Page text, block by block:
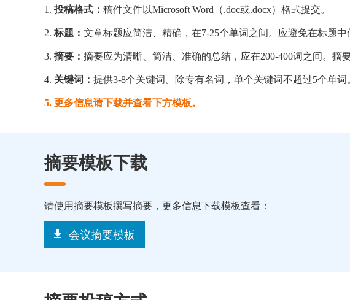
1. 投稿格式： 稿件文件以Microsoft Word（.doc或.docx）格式提交。
2. 标题： 文章标题应简洁、精确，在7-25个单词之间。应避免在标题
3. 摘要： 摘要应为清晰、简洁、准确的总结，应在200-400词之间。摘
4. 关键词： 提供3-8个关键词。除专有名词，单个关键词不超过5个单词
5. 更多信息请下载并查看下方模板。
摘要模板下载
请使用摘要模板撰写摘要，更多信息下载模板查看：
会议摘要模板